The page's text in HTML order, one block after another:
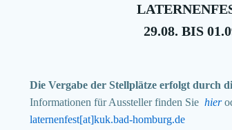
29.08. BIS
Die Vergabe der Stellplätze erfolgt durch
Informationen für Aussteller finden Sie hier
laternenfest[at]kuk.bad-homburg.de